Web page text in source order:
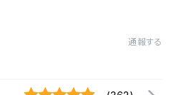
通報する